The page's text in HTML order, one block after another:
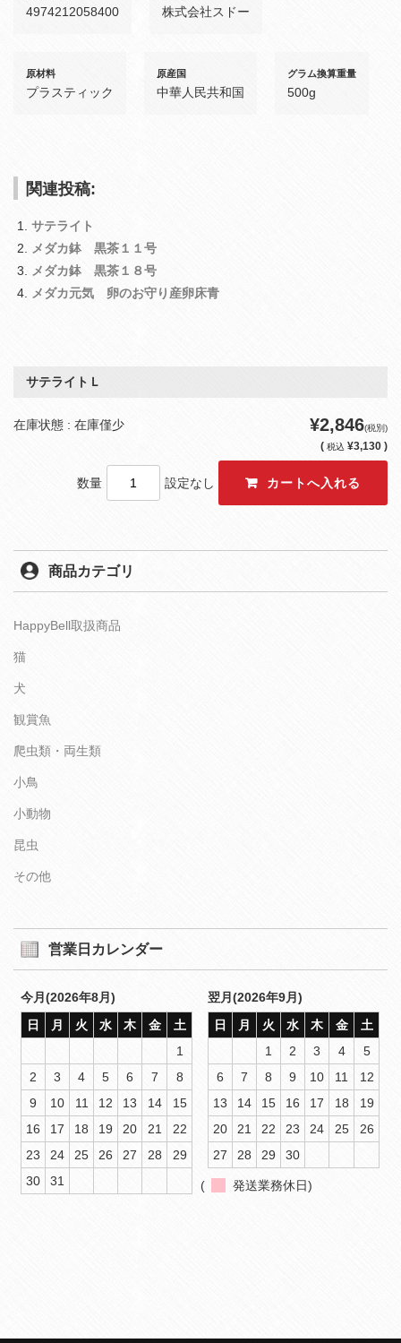
4974212058400 株式会社スドー
原材料
プラスティック
原産国
中華人民共和国
グラム換算重量
500g
関連投稿:
サテライト
メダカ鉢 黒茶１１号
メダカ鉢 黒茶１８号
メダカ元気 卵のお守り産卵床青
サテライトＬ
在庫状態 : 在庫僅少 ¥2,846(税別)
( 税込 ¥3,130 )
数量 設定なし
商品カテゴリ
HappyBell取扱商品
猫
犬
観賞魚
爬虫類・両生類
小鳥
小動物
昆虫
その他
営業日カレンダー
今月(2026年8月)
日
月 火 水 木 金
土
1
2
3 4 5 6 7
8
9
10 11 12 13 14
15
16
17 18 19 20 21
22
23
24 25 26 27 28
29
30
31
翌月(2026年9月)
日
月 火 水 木 金
土
1
2 3 4
5
6
7 8 9 10 11
12
13
14 15 16 17 18
19
20
21 22 23 24 25
26
27
28 29 30
( 発送業務休日)